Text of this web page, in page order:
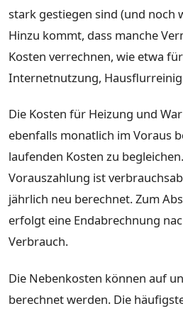
stark gestiegen sind (und noch
Hinzu kommt, dass manche
Kosten verrechnen, wie etwa
Internetnutzung,
Die Kosten für Heizung und
ebenfalls monatlich im Voraus
laufenden Kosten zu
Vorauszahlung ist
jährlich neu berechnet. Zum
erfolgt eine Endabrechnung
Verbrauch.
Die Nebenkosten können auf
berechnet werden. Die